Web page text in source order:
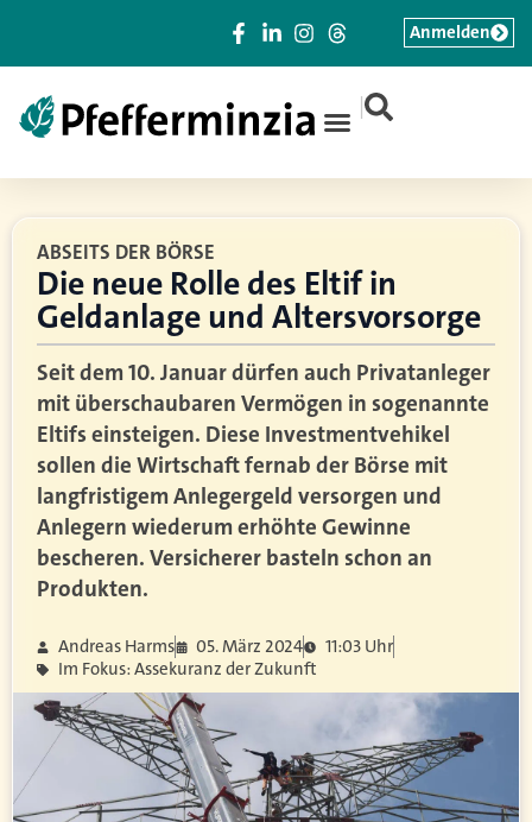
|
Anmelden
ABSEITS DER BÖRSE
Die neue Rolle des Eltif in
Geldanlage und Altersvorsorge
Seit dem 10. Januar dürfen auch Privatanleger
mit überschaubaren Vermögen in sogenannte
Eltifs einsteigen. Diese Investmentvehikel
sollen die Wirtschaft fernab der Börse mit
langfristigem Anlegergeld versorgen und
Anlegern wiederum erhöhte Gewinne
bescheren. Versicherer basteln schon an
Produkten.
Andreas Harms 05. März 2024
11:03 Uhr
Im Fokus: Assekuranz der Zukunft